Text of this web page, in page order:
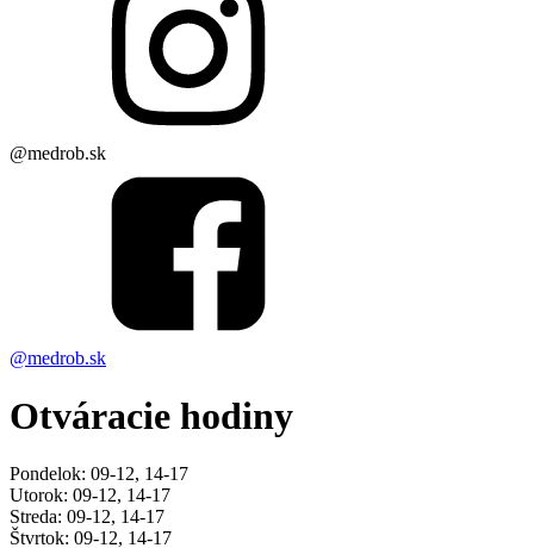
@medrob.sk
@medrob.sk
Otváracie hodiny
Pondelok: 09-12, 14-17
Utorok: 09-12, 14-17
Streda: 09-12, 14-17
Štvrtok: 09-12, 14-17